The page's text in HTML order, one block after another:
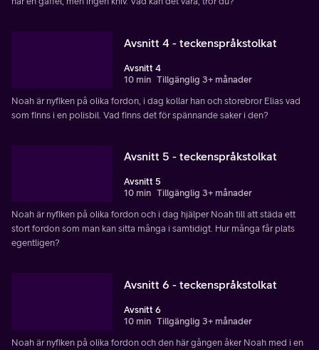
Avsnitt 4 - teckenspråkstolkat
Avsnitt 4
10 min Tillgänglig 3+ månader
Noah är nyfiken på olika fordon, i dag kollar han och storebror Elias vad
som finns i en polisbil. Vad finns det för spännande saker i den?
Avsnitt 5 - teckenspråkstolkat
Avsnitt 5
10 min Tillgänglig 3+ månader
Noah är nyfiken på olika fordon och i dag hjälper Noah till att städa ett
stort fordon som man kan sitta många i samtidigt. Hur många får plats
egentligen?
Avsnitt 6 - teckenspråkstolkat
Avsnitt 6
10 min Tillgänglig 3+ månader
Noah är nyfiken på olika fordon och den här gången åker Noah med i en